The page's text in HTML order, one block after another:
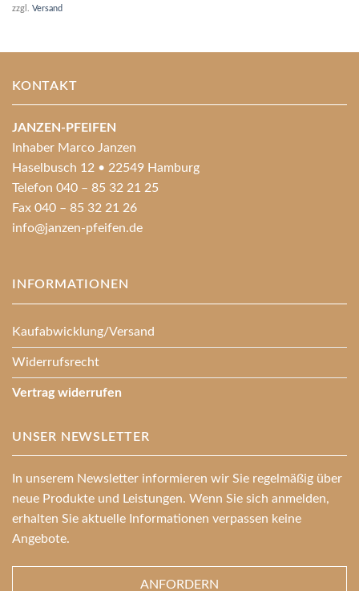
zzgl. Versand
KONTAKT
JANZEN-PFEIFEN
Inhaber Marco Janzen
Haselbusch 12 • 22549 Hamburg
Telefon 040 – 85 32 21 25
Fax 040 – 85 32 21 26
info@janzen-pfeifen.de
INFORMATIONEN
Kaufabwicklung/Versand
Widerrufsrecht
Vertrag widerrufen
UNSER NEWSLETTER
In unserem Newsletter informieren wir Sie regelmäßig über
neue Produkte und Leistungen. Wenn Sie sich anmelden,
erhalten Sie aktuelle Informationen verpassen keine
Angebote.
ANFORDERN